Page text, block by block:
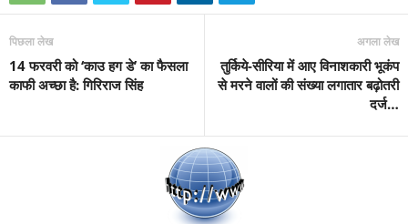
पिछला लेख
14 फरवरी को ‘काउ हग डे’ का फैसला
काफी अच्छा है: गिरिराज सिंह
अगला लेख
तुर्किये-सीरिया में आए विनाशकारी भूकंप
से मरने वालों की संख्या लगातार बढ़ोतरी
दर्ज…